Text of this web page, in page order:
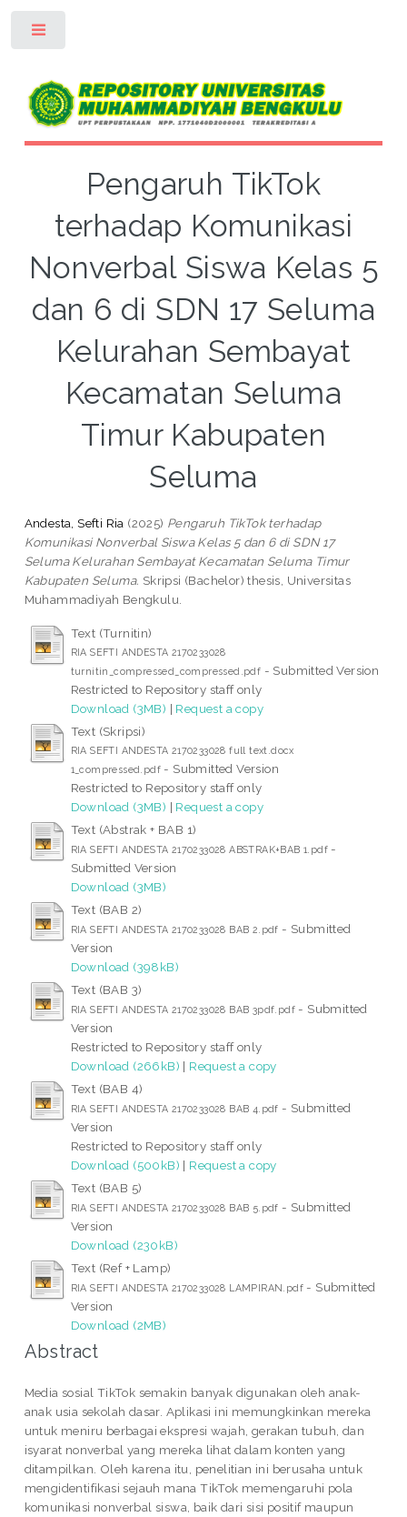
Pengaruh TikTok
terhadap Komunikasi
Nonverbal Siswa Kelas 5
dan 6 di SDN 17 Seluma
Kelurahan Sembayat
Kecamatan Seluma
Timur Kabupaten
Seluma
Andesta, Sefti Ria (2025) Pengaruh TikTok terhadap
Komunikasi Nonverbal Siswa Kelas 5 dan 6 di SDN 17
Seluma Kelurahan Sembayat Kecamatan Seluma Timur
Kabupaten Seluma. Skripsi (Bachelor) thesis, Universitas
Muhammadiyah Bengkulu.
Text (Turnitin)
RIA SEFTI ANDESTA 2170233028
turnitin_compressed_compressed.pdf - Submitted Version
Restricted to Repository staff only
Download (3MB) | Request a copy
Text (Skripsi)
RIA SEFTI ANDESTA 2170233028 full text.docx
1_compressed.pdf - Submitted Version
Restricted to Repository staff only
Download (3MB) | Request a copy
Text (Abstrak + BAB 1)
RIA SEFTI ANDESTA 2170233028 ABSTRAK+BAB 1.pdf -
Submitted Version
Download (3MB)
Text (BAB 2)
RIA SEFTI ANDESTA 2170233028 BAB 2.pdf - Submitted
Version
Download (398kB)
Text (BAB 3)
RIA SEFTI ANDESTA 2170233028 BAB 3pdf.pdf - Submitted
Version
Restricted to Repository staff only
Download (266kB) | Request a copy
Text (BAB 4)
RIA SEFTI ANDESTA 2170233028 BAB 4.pdf - Submitted
Version
Restricted to Repository staff only
Download (500kB) | Request a copy
Text (BAB 5)
RIA SEFTI ANDESTA 2170233028 BAB 5.pdf - Submitted
Version
Download (230kB)
Text (Ref + Lamp)
RIA SEFTI ANDESTA 2170233028 LAMPIRAN.pdf - Submitted
Version
Download (2MB)
Abstract
Media sosial TikTok semakin banyak digunakan oleh anak-
anak usia sekolah dasar. Aplikasi ini memungkinkan mereka
untuk meniru berbagai ekspresi wajah, gerakan tubuh, dan
isyarat nonverbal yang mereka lihat dalam konten yang
ditampilkan. Oleh karena itu, penelitian ini berusaha untuk
mengidentifikasi sejauh mana TikTok memengaruhi pola
komunikasi nonverbal siswa, baik dari sisi positif maupun